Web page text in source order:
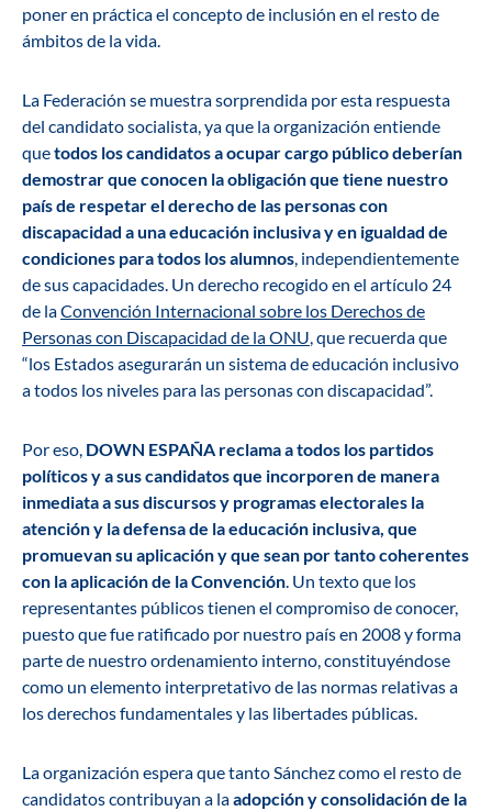
poner en práctica el concepto de inclusión en el resto de
ámbitos de la vida.
La Federación se muestra sorprendida por esta respuesta
del candidato socialista, ya que la organización entiende
quetodos los candidatos a ocupar cargo público deberían
demostrar que conocen la obligación que tiene nuestro
país de respetar el derecho de las personas con
discapacidad a una educación inclusiva y en igualdad de
condiciones para todos los alumnos, independientemente
de sus capacidades. Un derecho recogido en el artículo 24
de laConvención Internacional sobre los Derechos de
Personas con Discapacidad de la ONU, que recuerda que
“los Estados asegurarán un sistema de educación inclusivo
a todos los niveles para las personas con discapacidad”.
Por eso, DOWN ESPAÑA reclama a todos los partidos
políticos y a sus candidatos que incorporen de manera
inmediata a sus discursos y programas electorales la
atención y la defensa de la educación inclusiva, que
promuevan su aplicación y que sean por tanto coherentes
con la aplicación de la Convención. Un texto que los
representantes públicos tienen el compromiso de conocer,
puesto que fue ratificado por nuestro país en 2008 y forma
parte de nuestro ordenamiento interno, constituyéndose
como un elemento interpretativo de las normas relativas a
los derechos fundamentales y las libertades públicas.
La organización espera que tanto Sánchez como el resto de
candidatos contribuyan a laadopción y consolidación de la